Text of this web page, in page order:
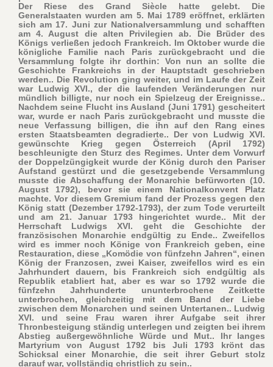
Der Riese des Grand Siècle hatte gelebt. Die
Generalstaaten wurden am 5. Mai 1789 eröffnet, erklärten
sich am 17. Juni zur Nationalversammlung und schafften
am 4. August die alten Privilegien ab. Die Brüder des
Königs verließen jedoch Frankreich. Im Oktober wurde die
königliche Familie nach Paris zurückgebracht und die
Versammlung folgte ihr dorthin: Von nun an sollte die
Geschichte Frankreichs in der Hauptstadt geschrieben
werden.. Die Revolution ging weiter, und im Laufe der Zeit
war Ludwig XVI., der die laufenden Veränderungen nur
mündlich billigte, nur noch ein Spielzeug der Ereignisse..
Nachdem seine Flucht ins Ausland (Juni 1791) gescheitert
war, wurde er nach Paris zurückgebracht und musste die
neue Verfassung billigen, die ihn auf den Rang eines
ersten Staatsbeamten degradierte.. Der von Ludwig XVI.
gewünschte Krieg gegen Österreich (April 1792)
beschleunigte den Sturz des Regimes. Unter dem Vorwurf
der Doppelzüngigkeit wurde der König durch den Pariser
Aufstand gestürzt und die gesetzgebende Versammlung
musste die Abschaffung der Monarchie befürworten (10.
August 1792), bevor sie einem Nationalkonvent Platz
machte. Vor diesem Gremium fand der Prozess gegen den
König statt (Dezember 1792-1793), der zum Tode verurteilt
und am 21. Januar 1793 hingerichtet wurde.. Mit der
Herrschaft Ludwigs XVI. geht die Geschichte der
französischen Monarchie endgültig zu Ende.. Zweifellos
wird es immer noch Könige von Frankreich geben, eine
Restauration, diese „Komödie von fünfzehn Jahren“, einen
König der Franzosen, zwei Kaiser, zweifellos wird es ein
Jahrhundert dauern, bis Frankreich sich endgültig als
Republik etabliert hat, aber es war so 1792 wurde die
fünfzehn Jahrhunderte ununterbrochene Zeitkette
unterbrochen, gleichzeitig mit dem Band der Liebe
zwischen dem Monarchen und seinen Untertanen.. Ludwig
XVI. und seine Frau waren ihrer Aufgabe seit ihrer
Thronbesteigung ständig unterlegen und zeigten bei ihrem
Abstieg außergewöhnliche Würde und Mut.. Ihr langes
Martyrium von August 1792 bis Juli 1793 krönt das
Schicksal einer Monarchie, die seit ihrer Geburt stolz
darauf war, vollständig christlich zu sein..